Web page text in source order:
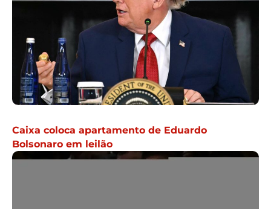
Caixa coloca apartamento de Eduardo
Bolsonaro em leilão